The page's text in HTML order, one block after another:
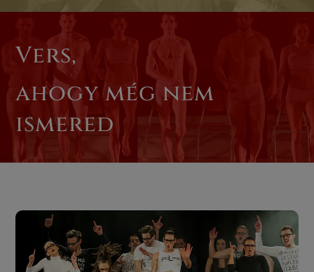
Vers,
ahogy még nem
ismered